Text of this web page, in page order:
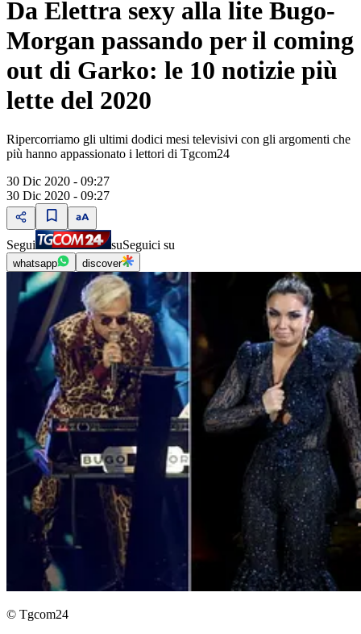
Da Elettra sexy alla lite Bugo-
Morgan passando per il coming
out di Garko: le 10 notizie più
lette del 2020
Ripercorriamo gli ultimi dodici mesi televisivi con gli argomenti che
più hanno appassionato i lettori di Tgcom24
30 Dic 2020 - 09:27
30 Dic 2020 - 09:27
Segui suSeguici su
whatsapp discover
© Tgcom24